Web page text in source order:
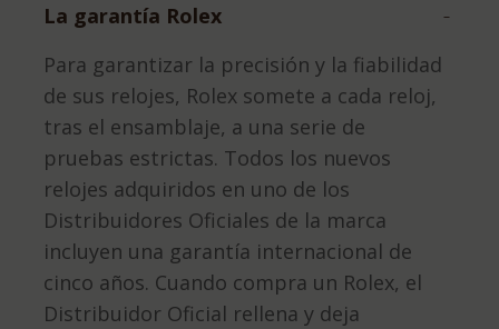
La garantía Rolex –
Para garantizar la precisión y la fiabilidad
de sus relojes, Rolex somete a cada reloj,
tras el ensamblaje, a una serie de
pruebas estrictas. Todos los nuevos
relojes adquiridos en uno de los
Distribuidores Oficiales de la marca
incluyen una garantía internacional de
cinco años. Cuando compra un Rolex, el
Distribuidor Oficial rellena y deja